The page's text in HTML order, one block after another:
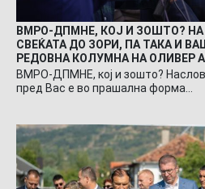
ВМРО-ДПМНЕ, КОЈ И ЗОШТО?
СВЕЌАТА ДО ЗОРИ, ПА ТАКА И
РЕДОВНА КОЛУМНА НА ОЛИВЕР
ВМРО-ДПМНЕ, кој и зошто?
пред Вас е во прашална форма…